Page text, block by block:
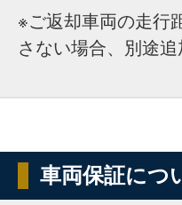
※ご返却車両の走行
さない場合、別途
車両保証につ